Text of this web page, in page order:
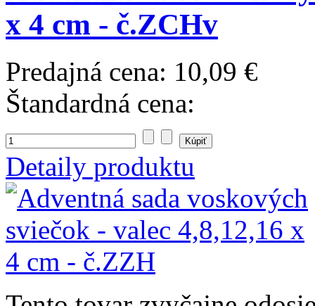
x 4 cm - č.ZCHv
Predajná cena: 10,09 €
Štandardná cena:
Detaily produktu